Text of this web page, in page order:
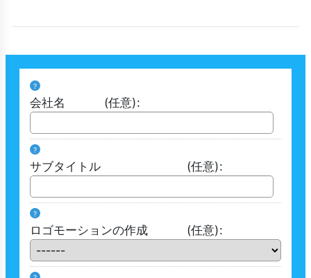
?
会社名 (任意):
?
サブタイトル (任意):
?
ロゴモーションの作成 (任意):